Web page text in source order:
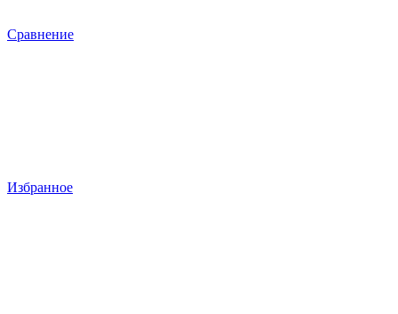
Сравнение
Избранное